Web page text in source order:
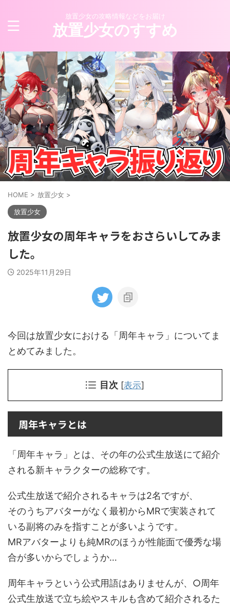
放置少女の攻略情報などをお届け
放置少女のすすめ
HOME > 放置少女 >
放置少女
放置少女の周年キャラをおさらいしてみま
した。
2025年11月29日
今回は放置少女における「周年キャラ」についてま
とめてみました。
目次 [表示]
周年キャラとは
「周年キャラ」とは、その年の公式生放送にて紹介
される新キャラクターの総称です。
公式生放送で紹介されるキャラは2名ですが、
そのうちアバターがなく最初からMRで実装されて
いる副将のみを指すことが多いようです。
MRアバターよりも純MRのほうが性能面で優秀な場
合が多いからでしょうか…
周年キャラという公式用語はありませんが、○周年
公式生放送で立ち絵やスキルも含めて紹介されるた